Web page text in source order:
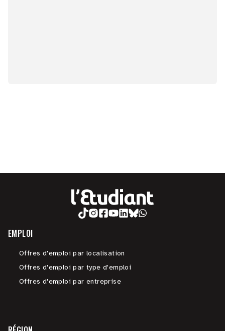
EMPLOI
Offres d'emploi par localisation
Offres d'emploi par type d'emploi
Offres d'emploi par entreprise